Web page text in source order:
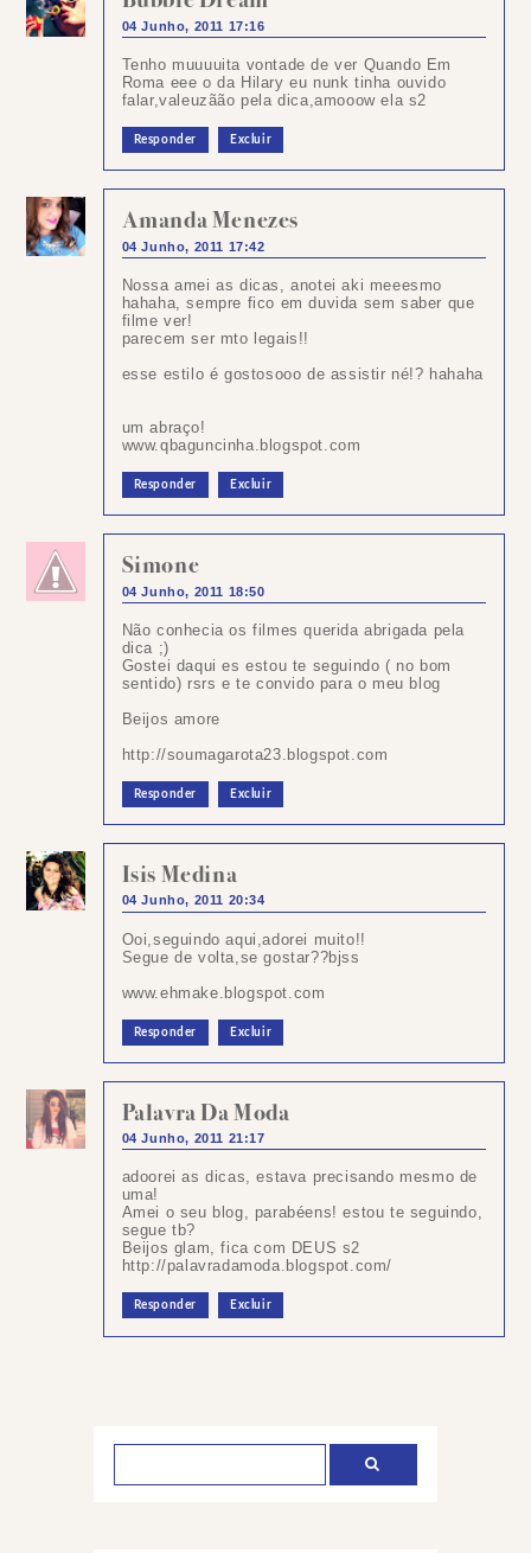
04 Junho, 2011 17:16
Tenho muuuuita vontade de ver Quando Em
Roma eee o da Hilary eu nunk tinha ouvido
falar,valeuzãão pela dica,amooow ela s2
Responder Excluir
Amanda Menezes
04 Junho, 2011 17:42
Nossa amei as dicas, anotei aki meeesmo
hahaha, sempre fico em duvida sem saber que
filme ver!
parecem ser mto legais!!
esse estilo é gostosooo de assistir né!? hahaha
um abraço!
www.qbaguncinha.blogspot.com
Responder Excluir
Simone
04 Junho, 2011 18:50
Não conhecia os filmes querida abrigada pela
dica ;)
Gostei daqui es estou te seguindo ( no bom
sentido) rsrs e te convido para o meu blog
Beijos amore
http://soumagarota23.blogspot.com
Responder Excluir
Isis Medina
04 Junho, 2011 20:34
Ooi,seguindo aqui,adorei muito!!
Segue de volta,se gostar??bjss
www.ehmake.blogspot.com
Responder Excluir
Palavra Da Moda
04 Junho, 2011 21:17
adoorei as dicas, estava precisando mesmo de
uma!
Amei o seu blog, parabéens! estou te seguindo,
segue tb?
Beijos glam, fica com DEUS s2
http://palavradamoda.blogspot.com/
Responder Excluir